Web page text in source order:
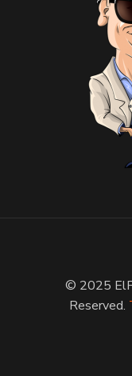
© 2025
Reserved.